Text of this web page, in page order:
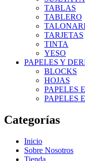
TABLAS
TABLERO
TARJETAS
TINTA
YESO
PAPELES Y
BLOCKS
HOJAS
PAPELES
PAPELES
Categorías
Inicio
Sobre Nosotros
Tienda